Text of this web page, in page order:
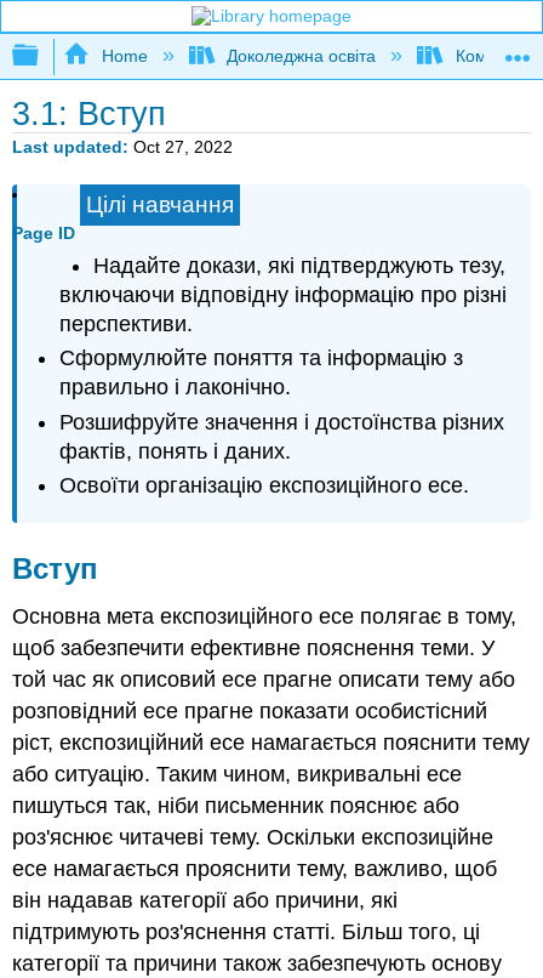
Expand/collapse global hierarchy
Home Доколеджна освіта
3.1: Вступ
Last updated Oct 27, 2022
Page ID
Цілі навчання
Надайте докази, які підтверджують тезу,
включаючи відповідну інформацію про різні
перспективи.
Сформулюйте поняття та інформацію з
правильно і лаконічно.
Розшифруйте значення і достоїнства різних
фактів, понять і даних.
Освоїти організацію експозиційного есе.
Вступ
Основна мета експозиційного есе полягає в тому,
щоб забезпечити ефективне пояснення теми. У
той час як описовий есе прагне описати тему або
розповідний есе прагне показати особистісний
ріст, експозиційний есе намагається пояснити тему
або ситуацію. Таким чином, викривальні есе
пишуться так, ніби письменник пояснює або
роз'яснює читачеві тему. Оскільки експозиційне
есе намагається прояснити тему, важливо, щоб
він надавав категорії або причини, які
підтримують роз'яснення статті. Більш того, ці
категорії та причини також забезпечують основу